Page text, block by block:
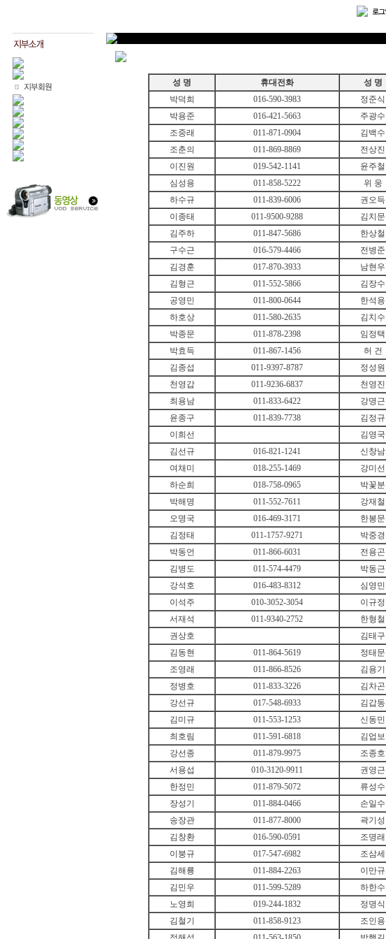
성 명 휴대전화 성 명
박덕희
016-590-3983 정준식
박용준
016-421-5663 주광수
조중래
011-871-0904 김백수
조춘의
011-869-8869 전상진
이진원
019-542-1141 윤주철
심성용
011-858-5222 위 웅
하수규
011-839-6006 권오득
이종태
011-9500-9288 김치문
김주하
011-847-5686 한상철
구수근
016-579-4466 전병준
김경훈
017-870-3933 남현우
김형근
011-552-5866 김장수
공영민
011-800-0644 한석용
하호상
011-580-2635 김치수
박종문
011-878-2398 임정택
박효득
011-867-1456 허 건
김종섭
011-9397-8787 정성원
천영갑
011-9236-6837 천영진
최용남
011-833-6422 강명근
윤종구
011-839-7738 김정규
이희선
김영국
김선규
016-821-1241 신창남
여채미
018-255-1469 강미선
하순희
018-758-0965 박꽃분
박해명
011-552-7611 강재철
오명국
016-469-3171 한봉문
김정태
011-1757-9271 박중경
박동언
011-866-6031 전용곤
김병도
011-574-4479 박동근
강석호
016-483-8312 심영민
이석주
010-3052-3054 이규정
서재석
011-9340-2752 한형철
권상호
김태구
김동현
011-864-5619 정태문
조영래
011-866-8526 김용기
정병호
011-833-3226 김차곤
강선규
017-548-6933 김갑동
김미규
011-553-1253 신동민
최호림
011-591-6818 김업보
강선종
011-879-9975 조종호
서용섭
010-3120-9911 권영근
한정민
011-879-5072 류성수
장성기
011-884-0466 손일수
송장관
011-877-8000 곽기성
김창환
016-590-0591 조명래
이붕규
017-547-6982 조삼세
김해룡
011-884-2263 이만규
김민우
011-599-5289 하한수
노영희
019-244-1832 정명식
김철기
011-858-9123 조인용